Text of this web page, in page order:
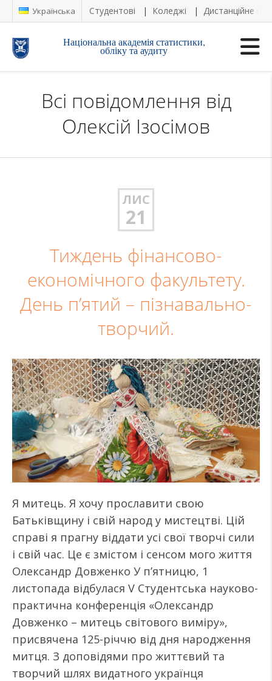
Українська Студентові Коледжі Дистанційне
Національна академія статистики,
обліку та аудиту
Всі повідомлення від
Олексій Ізосімов
ЛИС
21
Тиждень фінансово-
економічного факультету.
День п’ятий – пізнавально-
творчий.
Я митець. Я хочу прославити свою
Батьківщину і свій народ у мистецтві. Цій
справі я прагну віддати усі свої творчі сили
і свій час. Це є змістом і сенсом мого життя
Олександр Довженко У п’ятницю, 1
листопада відбулася V Студентська науково-
практична конференція «Олександр
Довженко – митець світового виміру»,
присвячена 125-річчю від дня народження
митця. З доповідями про життєвий та
творчий шлях видатного українця